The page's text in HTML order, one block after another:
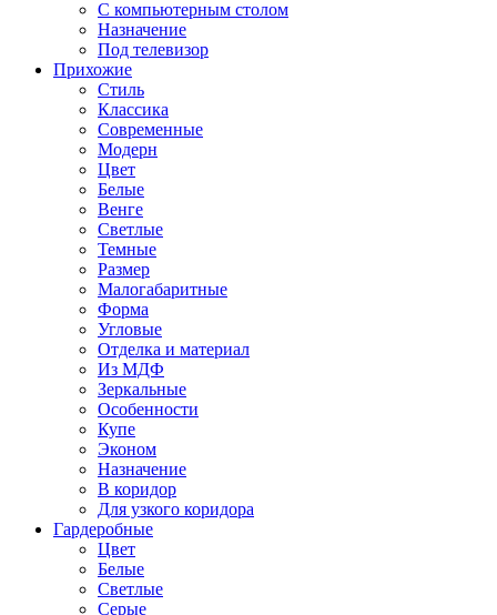
С компьютерным столом
Назначение
Под телевизор
Прихожие
Стиль
Классика
Современные
Модерн
Цвет
Белые
Венге
Светлые
Темные
Размер
Малогабаритные
Форма
Угловые
Отделка и материал
Из МДФ
Зеркальные
Особенности
Купе
Эконом
Назначение
В коридор
Для узкого коридора
Гардеробные
Цвет
Белые
Светлые
Серые